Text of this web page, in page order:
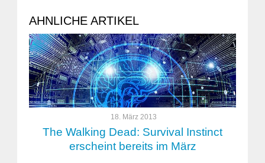
AHNLICHE ARTIKEL
18. März 2013
The Walking Dead: Survival Instinct
erscheint bereits im März